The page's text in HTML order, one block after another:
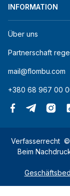
INFORMATION
Über uns
Partnerschaft
mail@flombu.com
+380 68 967 00
Verfasserrecht ©
Beim